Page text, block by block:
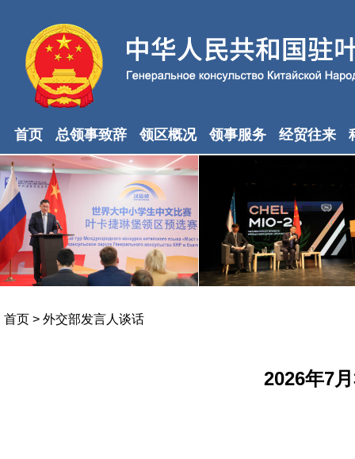
首页 总领事致辞 领区概况 领事服务 经贸往来
首页 > 外交部发言人谈话
2026年7